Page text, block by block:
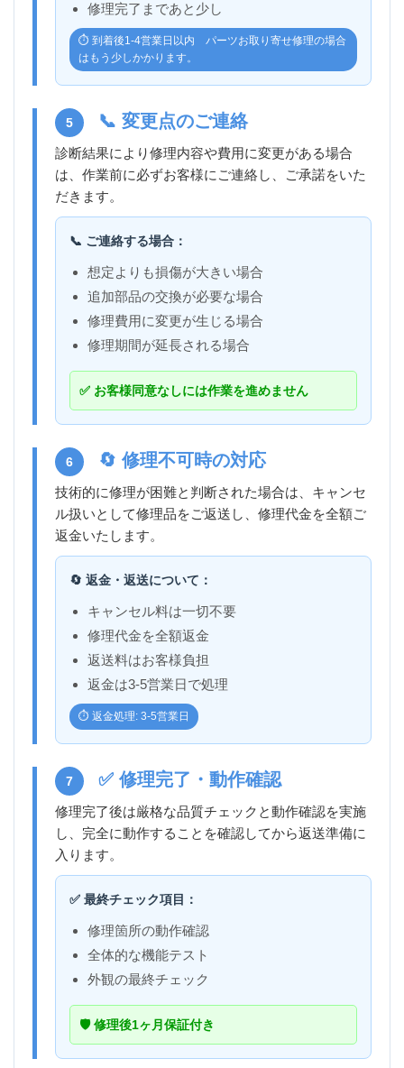
修理完了まであと少し
⏱️ 到着後1-4営業日以内 パーツお取り寄せ修理の場合
はもう少しかかります。
5 📞 変更点のご連絡
診断結果により修理内容や費用に変更がある場合
は、作業前に必ずお客様にご連絡し、ご承諾をいた
だきます。
📞 ご連絡する場合：
想定よりも損傷が大きい場合
追加部品の交換が必要な場合
修理費用に変更が生じる場合
修理期間が延長される場合
✅ お客様同意なしには作業を進めません
6 🔄 修理不可時の対応
技術的に修理が困難と判断された場合は、キャンセ
ル扱いとして修理品をご返送し、修理代金を全額ご
返金いたします。
🔄 返金・返送について：
キャンセル料は一切不要
修理代金を全額返金
返送料はお客様負担
返金は3-5営業日で処理
⏱️ 返金処理: 3-5営業日
7 ✅ 修理完了・動作確認
修理完了後は厳格な品質チェックと動作確認を実施
し、完全に動作することを確認してから返送準備に
入ります。
✅ 最終チェック項目：
修理箇所の動作確認
全体的な機能テスト
外観の最終チェック
🛡️ 修理後1ヶ月保証付き